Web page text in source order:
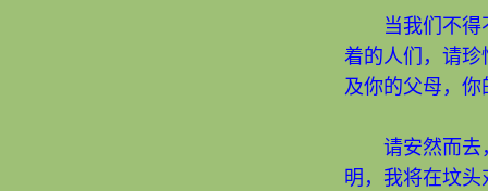
当我们不得不
着的人们，请
及你的父母，
请安然而去，
明，我将在坟